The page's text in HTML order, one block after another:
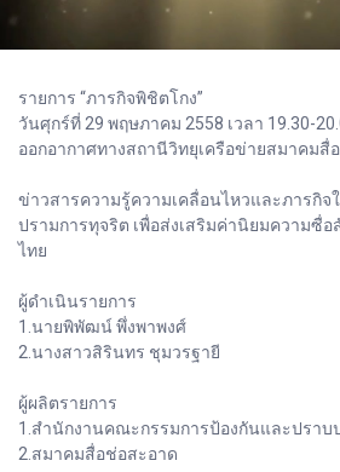
รายการ “ภารกิจพิชิตโกง”
วันศุกร์ที่ 29 พฤษภาคม 2558 เวลา 19.30-
ออกอากาศทางสถานีวิทยุเครือข่ายสมาคมสื่
ข่าวสารความรู้ความเคลื่อนไหวและภารกิจ
ปรามการทุจริต เพื่อส่งเสริมค่านิยมความซื่
ไทย
ผู้ดำเนินรายการ
1.นายพิพัฒน์ พึ่งพาพงศ์
2.นางสาวสิรินทร ชุมวรฐายี
ผู้ผลิตรายการ
1.สำนักงานคณะกรรมการป้องกันและปราบ
2.สมาคมสื่อช่อสะอาด